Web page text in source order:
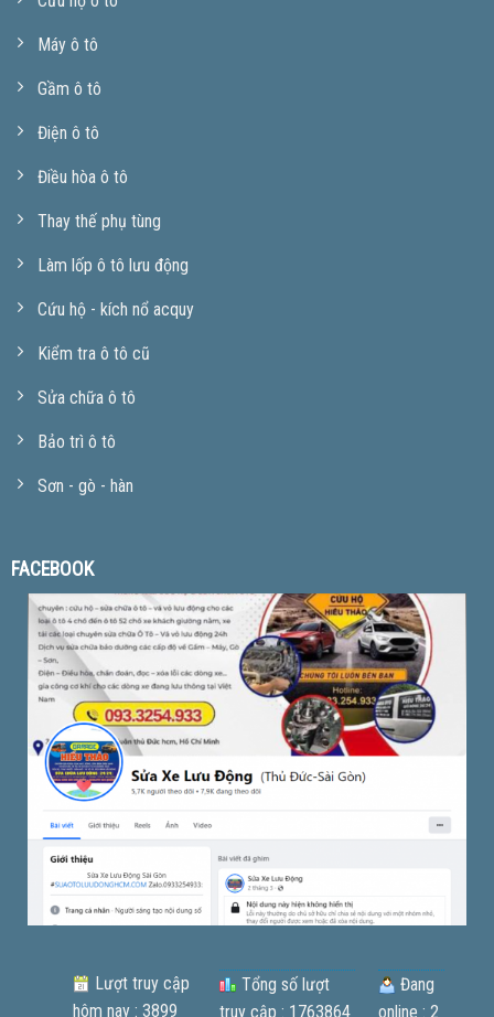
Máy ô tô
Gầm ô tô
Điện ô tô
Điều hòa ô tô
Thay thế phụ tùng
Làm lốp ô tô lưu động
Cứu hộ - kích nổ acquy
Kiểm tra ô tô cũ
Sửa chữa ô tô
Bảo trì ô tô
Sơn - gò - hàn
FACEBOOK
Lượt truy cập
hôm nay : 3899
Tổng số lượt
truy cập : 1763864
Đang
online : 2